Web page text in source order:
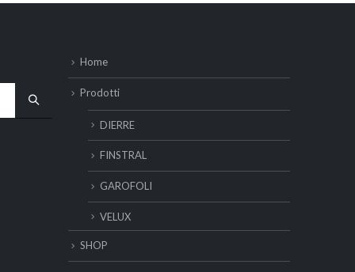
Home
Prodotti
DIERRE
FINSTRAL
GAROFOLI
VELUX
SHOP